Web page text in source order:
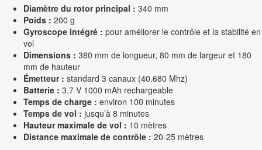
Diamètre du rotor principal : 340 mm
Poids : 200 g
Gyroscope intégré : pour améliorer le contrôle et la stabilité en
vol
Dimensions : 380 mm de longueur, 80 mm de largeur et 180
mm de hauteur
Émetteur : standard 3 canaux (40.680 Mhz)
Batterie : 3.7 V 1000 mAh rechargeable
Temps de charge : environ 100 minutes
Temps de vol : jusqu’à 8 minutes
Hauteur maximale de vol : 10 mètres
Distance maximale de contrôle : 20-25 mètres